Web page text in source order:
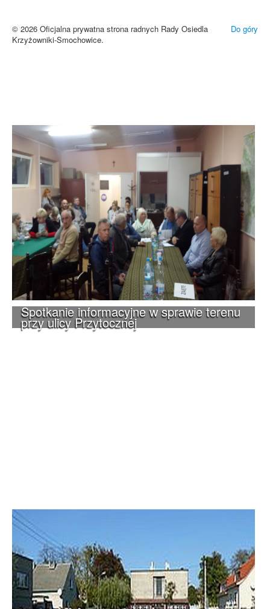
Spotkanie informacyjne w sprawie terenu
przy ulicy Przytocznej
Do góry
© 2026 Oficjalna prywatna strona radnych Rady Osiedla
Krzyżowniki-Smochowice.